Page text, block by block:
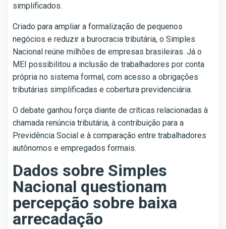
simplificados.
Criado para ampliar a formalização de pequenos
negócios e reduzir a burocracia tributária, o Simples
Nacional reúne milhões de empresas brasileiras. Já o
MEI possibilitou a inclusão de trabalhadores por conta
própria no sistema formal, com acesso a obrigações
tributárias simplificadas e cobertura previdenciária.
O debate ganhou força diante de críticas relacionadas à
chamada renúncia tributária, à contribuição para a
Previdência Social e à comparação entre trabalhadores
autônomos e empregados formais.
Dados sobre Simples
Nacional questionam
percepção sobre baixa
arrecadação